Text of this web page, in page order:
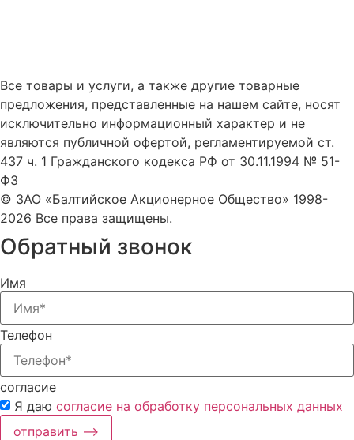
Все товары и услуги, а также другие товарные
предложения, представленные на нашем сайте, носят
исключительно информационный характер и не
являются публичной офертой, регламентируемой ст.
437 ч. 1 Гражданского кодекса РФ от 30.11.1994 № 51-
ФЗ
© ЗАО «Балтийское Акционерное Общество» 1998-
2026 Все права защищены.
Обратный звонок
Имя
Телефон
согласие
Я даю согласие на обработку персональных данных
отправить ⟶